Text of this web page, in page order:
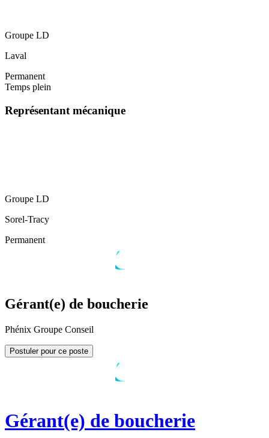
Groupe LD
Laval
Permanent
Temps plein
Représentant mécanique
Groupe LD
Sorel-Tracy
Permanent
Gérant(e) de boucherie
Phénix Groupe Conseil
Postuler pour ce poste
Gérant(e) de boucherie